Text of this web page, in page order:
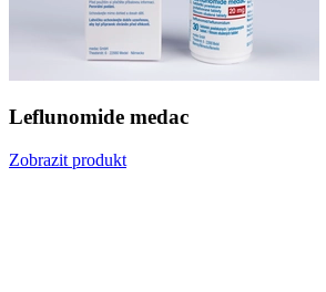
Leflunomide medac
Zobrazit produkt